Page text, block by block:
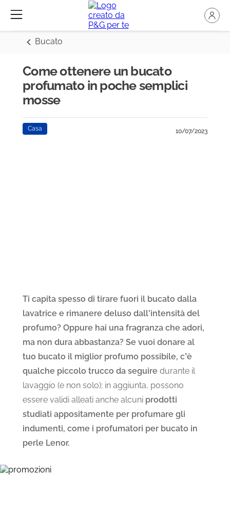
Bucato
Come ottenere un bucato
profumato in poche semplici
mosse
Casa 10/07/2023
Ti capita spesso di tirare fuori il bucato dalla
lavatrice e rimanere deluso dall'intensità del
profumo? Oppure hai una fragranza che adori,
ma non dura abbastanza? Se vuoi donare al
tuo bucato il miglior profumo possibile, c’è
qualche piccolo trucco da seguire durante il
lavaggio (e non solo); in aggiunta, possono
essere validi alleati anche alcuni prodotti
studiati appositamente per profumare gli
indumenti, come i profumatori per bucato in
perle Lenor.